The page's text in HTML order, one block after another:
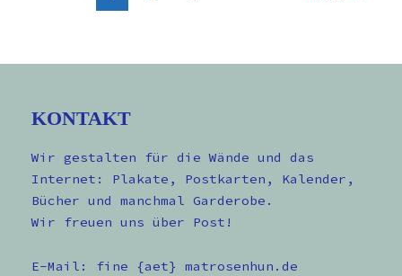
KONTAKT
Wir gestalten für die Wände und das
Internet: Plakate, Postkarten, Kalender,
Bücher und manchmal Garderobe.
Wir freuen uns über Post!
E-Mail: fine {aet} matrosenhun.de